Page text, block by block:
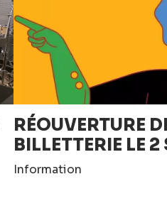
RÉOUVERTURE
BILLETTERIE LE
Information